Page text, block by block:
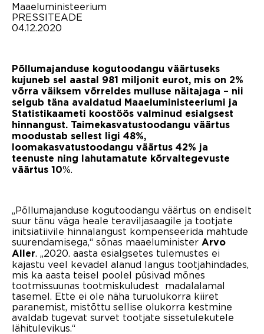
Maaeluministeerium
PRESSITEADE
04.12.2020
Põllumajanduse kogutoodangu väärtuseks
kujuneb sel aastal 981 miljonit eurot, mis on 2%
võrra väiksem võrreldes mulluse näitajaga – nii
selgub täna avaldatud Maaeluministeeriumi ja
Statistikaameti koostöös valminud esialgsest
hinnangust. Taimekasvatustoodangu väärtus
moodustab sellest ligi 48%,
loomakasvatustoodangu väärtus 42% ja
teenuste ning lahutamatute kõrvaltegevuste
väärtus 10%.
„Põllumajanduse kogutoodangu väärtus on endiselt
suur tänu väga heale teraviljasaagile ja tootjate
initsiatiivile hinnalangust kompenseerida mahtude
suurendamisega,“ sõnas maaeluminister Arvo
Aller. „2020. aasta esialgsetes tulemustes ei
kajastu veel kevadel alanud langus tootjahindades,
mis ka aasta teisel poolel püsivad mõnes
tootmissuunas tootmiskuludest madalalamal
tasemel. Ette ei ole näha turuolukorra kiiret
paranemist, mistõttu sellise olukorra kestmine
avaldab tugevat survet tootjate sissetulekutele
lähitulevikus.“